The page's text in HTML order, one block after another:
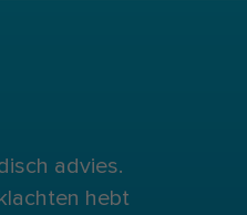
advies.
hebt